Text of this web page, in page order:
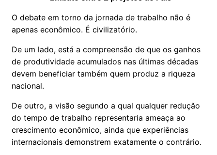
O debate em torno da jornada de trabalho não é
apenas econômico. É civilizatório.
De um lado, está a compreensão de que os ganhos
de produtividade acumulados nas últimas décadas
devem beneficiar também quem produz a riqueza
nacional.
De outro, a visão segundo a qual qualquer redução
do tempo de trabalho representaria ameaça ao
crescimento econômico, ainda que experiências
internacionais demonstrem exatamente o contrário.